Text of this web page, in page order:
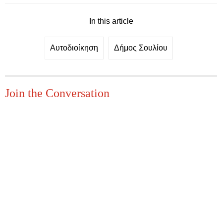
In this article
Αυτοδιοίκηση Δήμος Σουλίου
Join the Conversation